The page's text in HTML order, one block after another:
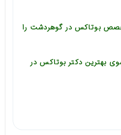
بوتاکس در گوهردشت را
بهترین دکتر بوتاکس در